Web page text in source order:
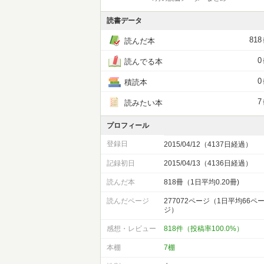
読書データ
読んだ本 818
読んでる本 0
積読本 0
読みたい本 7
プロフィール
登録日 2015/04/12（4137日経過）
記録初日 2015/04/13（4136日経過）
読んだ本 818冊（1日平均0.20冊)
読んだページ
277072ページ（1日平均66ペー
ジ）
感想・レビュー 818件（投稿率100.0%）
本棚 7棚